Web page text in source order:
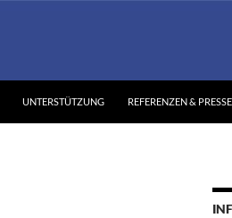
UNTERSTÜTZUNG REFERENZEN & PRESSE